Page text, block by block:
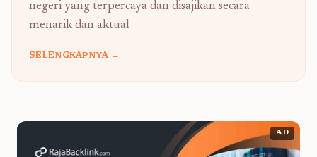
negeri yang terpercaya dan disajikan secara
menarik dan aktual
SELENGKAPNYA →
AD